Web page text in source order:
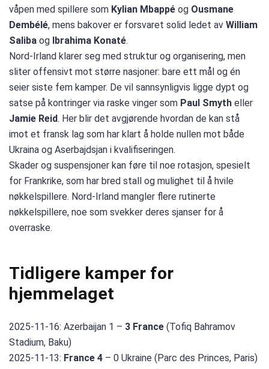
våpen med spillere som Kylian Mbappé og Ousmane
Dembélé, mens bakover er forsvaret solid ledet av William
Saliba og Ibrahima Konaté.
Nord-Irland klarer seg med struktur og organisering, men
sliter offensivt mot større nasjoner: bare ett mål og én
seier siste fem kamper. De vil sannsynligvis ligge dypt og
satse på kontringer via raske vinger som Paul Smyth eller
Jamie Reid. Her blir det avgjørende hvordan de kan stå
imot et fransk lag som har klart å holde nullen mot både
Ukraina og Aserbajdsjan i kvalifiseringen.
Skader og suspensjoner kan føre til noe rotasjon, spesielt
for Frankrike, som har bred stall og mulighet til å hvile
nøkkelspillere. Nord-Irland mangler flere rutinerte
nøkkelspillere, noe som svekker deres sjanser for å
overraske.
Tidligere kamper for
hjemmelaget
2025-11-16: Azerbaijan 1 – 3 France (Tofiq Bahramov
Stadium, Baku)
2025-11-13: France 4 – 0 Ukraine (Parc des Princes, Paris)